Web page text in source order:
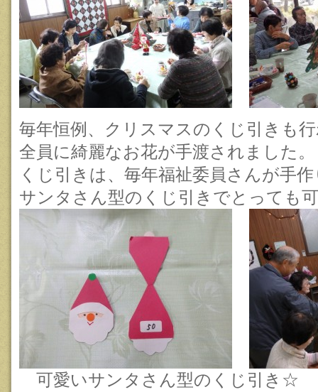
毎年恒例、クリスマスのくじ引きも
全員に綺麗なお花が手渡されました。
くじ引きは、毎年福祉委員さんが手
サンタさん型のくじ引きでとっても
可愛いサンタさん型のく